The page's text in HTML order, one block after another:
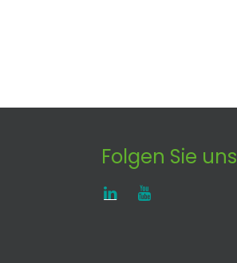
Folgen Sie uns